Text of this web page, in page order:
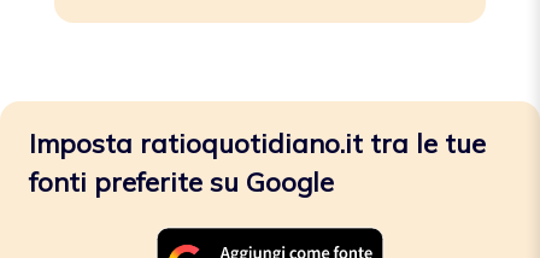
Imposta ratioquotidiano.it tra le tue
fonti preferite su Google